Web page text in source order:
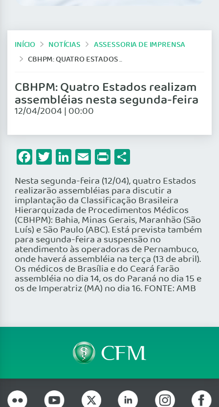
INÍCIO NOTÍCIAS
ASSESSORIA DE IMPRENSA
CBHPM: QUATRO ESTADOS REALIZAM ASSEMBLÉIAS NESTA SEGUNDA-FEIRA
CBHPM: Quatro Estados realizam
assembléias nesta segunda-feira
12/04/2004 | 00:00
Facebook
Twitter
LinkedIn
Email
Print
Nesta segunda-feira (12/04), quatro Estados
realizarão assembléias para discutir a
implantação da Classificação Brasileira
Hierarquizada de Procedimentos Médicos
(CBHPM): Bahia, Minas Gerais, Maranhão (São
Luís) e São Paulo (ABC). Está prevista também
para segunda-feira a suspensão no
atendimento às operadoras de Pernambuco,
onde haverá assembléia na terça (13 de abril).
Os médicos de Brasília e do Ceará farão
assembléia no dia 14, os do Paraná no dia 15 e
os de Imperatriz (MA) no dia 16. FONTE: AMB